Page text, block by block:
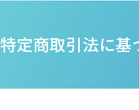
特定商取引法に基